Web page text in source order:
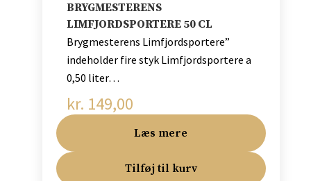
BRYGMESTERENS
LIMFJORDSPORTERE 50 CL
Brygmesterens Limfjordsportere”
indeholder fire styk Limfjordsportere a
0,50 liter…
kr. 149,00
Læs mere
Tilføj til kurv